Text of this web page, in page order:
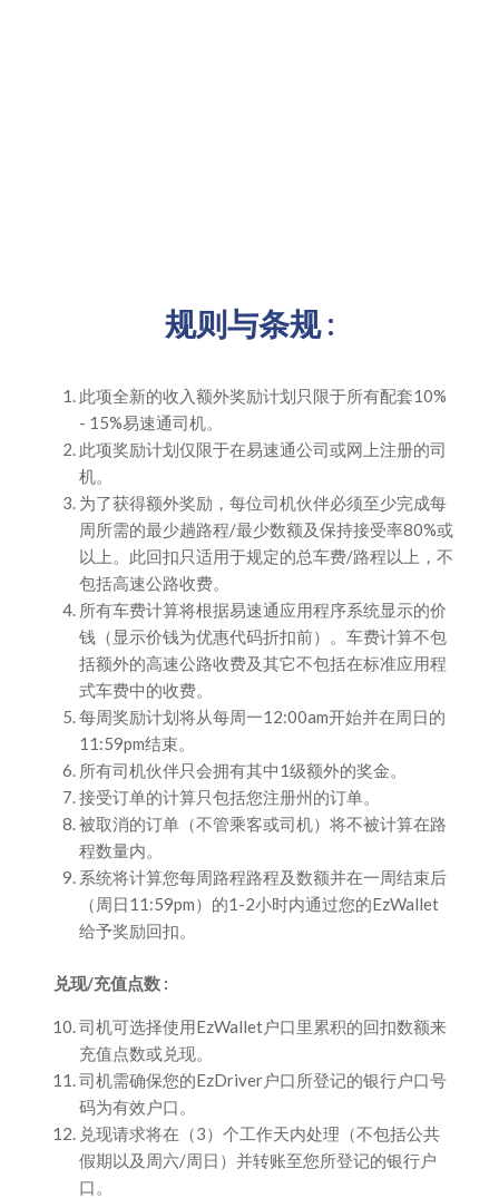
规则与条规 :
此项全新的收入额外奖励计划只限于所有配套10%
- 15%易速通司机。
此项奖励计划仅限于在易速通公司或网上注册的司
机。
为了获得额外奖励，每位司机伙伴必须至少完成每
周所需的最少趟路程/最少数额及保持接受率80%或
以上。此回扣只适用于规定的总车费/路程以上，不
包括高速公路收费。
所有车费计算将根据易速通应用程序系统显示的价
钱（显示价钱为优惠代码折扣前）。车费计算不包
括额外的高速公路收费及其它不包括在标准应用程
式车费中的收费。
每周奖励计划将从每周一12:00am开始并在周日的
11:59pm结束。
所有司机伙伴只会拥有其中1级额外的奖金。
接受订单的计算只包括您注册州的订单。
被取消的订单（不管乘客或司机）将不被计算在路
程数量内。
系统将计算您每周路程路程及数额并在一周结束后
（周日11:59pm）的1-2小时内通过您的EzWallet
给予奖励回扣。
兑现/充值点数 :
司机可选择使用EzWallet户口里累积的回扣数额来
充值点数或兑现。
司机需确保您的EzDriver户口所登记的银行户口号
码为有效户口。
兑现请求将在（3）个工作天内处理（不包括公共
假期以及周六/周日）并转账至您所登记的银行户
口。